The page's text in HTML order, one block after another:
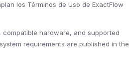
los Términos de Uso de ExactFlow
hardware, and supported
requirements are published in the